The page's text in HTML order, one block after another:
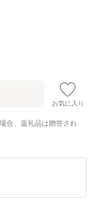
お気に入り
合、返礼品は贈答され